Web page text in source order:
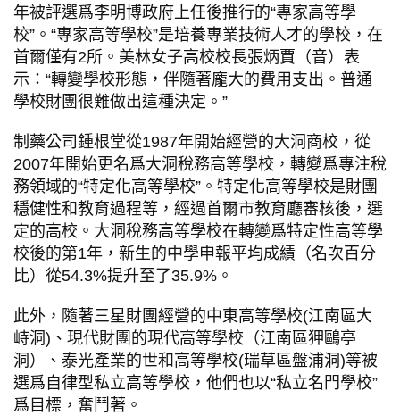
年被評選爲李明博政府上任後推行的“專家高等學
校”。“專家高等學校”是培養專業技術人才的學校，在
首爾僅有2所。美林女子高校校長張炳賈（音）表
示：“轉變學校形態，伴隨著龐大的費用支出。普通
學校財團很難做出這種決定。”
制藥公司鍾根堂從1987年開始經營的大洞商校，從
2007年開始更名爲大洞稅務高等學校，轉變爲專注稅
務領域的“特定化高等學校”。特定化高等學校是財團
穩健性和教育過程等，經過首爾市教育廳審核後，選
定的高校。大洞稅務高等學校在轉變爲特定性高等學
校後的第1年，新生的中學申報平均成績（名次百分
比）從54.3%提升至了35.9%。
此外，隨著三星財團經營的中東高等學校(江南區大
峙洞)、現代財團的現代高等學校（江南區狎鷗亭
洞）、泰光產業的世和高等學校(瑞草區盤浦洞)等被
選爲自律型私立高等學校，他們也以“私立名門學校”
爲目標，奮鬥著。